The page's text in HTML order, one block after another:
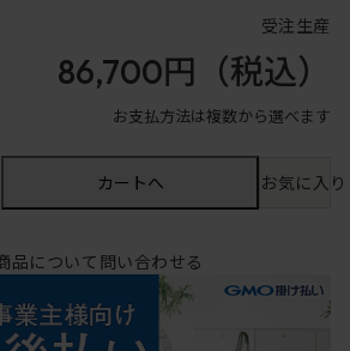
受注生産
86,700円 （税込）
お支払方法は複数から選べます
カートへ お気に入
品について問い合わせる